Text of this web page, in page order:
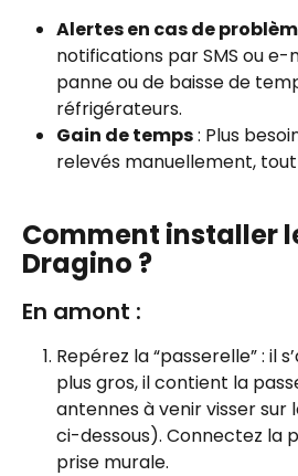
Alertes en cas de
notifications par SMS ou e-
panne ou de baisse de
réfrigérateurs.
Gain de temps : Plus
relevés manuellement,
Comment installer
Dragino ?
En amont :
Repérez la “passerelle” : il
plus gros, il contient la
antennes à venir visser
ci-dessous). Connectez la
prise murale.